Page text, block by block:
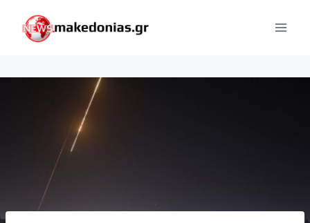
content